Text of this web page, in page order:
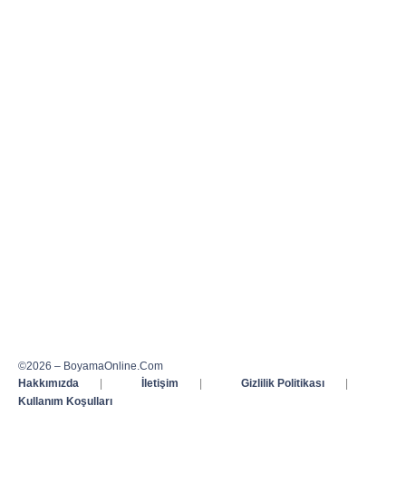
©2026 – BoyamaOnline.Com
Hakkımızda
| İletişim | Gizlilik Politikası
|
Kullanım Koşulları